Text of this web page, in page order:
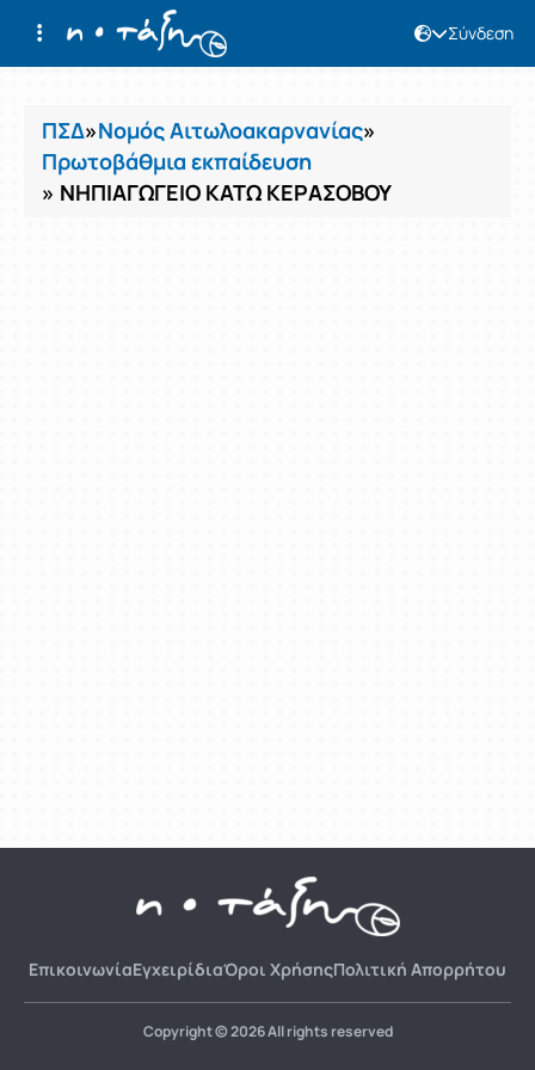
Σύνδεση
Μαθήματα
ΠΣΔ»Νομός Αιτωλοακαρνανίας»
Πρωτοβάθμια εκπαίδευση
» ΝΗΠΙΑΓΩΓΕΙΟ ΚΑΤΩ ΚΕΡΑΣΟΒΟΥ
ΕπικοινωνίαΕγχειρίδιαΌροι ΧρήσηςΠολιτική Απορρήτου
Copyright © 2026 All rights reserved